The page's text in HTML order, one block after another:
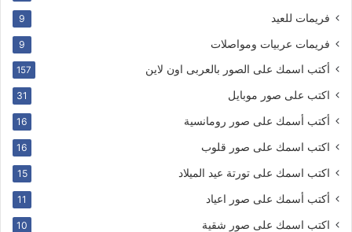
فريمات للعيد 9
فريمات عربيات ومواصلات 9
أكتب اسمك على الصور بالعربى اون لاين 157
اكتب على صور موبايل 31
أكتب أسمك على صور رومانسية 16
اكتب اسمك على صور قلوب 16
اكتب اسمك على تورتة عيد الميلاد 15
أكتب أسمك على صور اعياد 11
اكتب اسمك على صور شقية 10